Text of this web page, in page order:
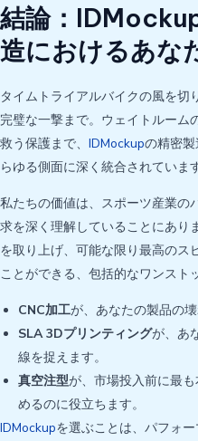
結論：
造におけるあな
タイムトライアルバイクの風を
完璧な一撃まで。ウェイトルーム
救う保護まで、 IDMockupの精密
らゆる側面に深く統合されています
私たちの価値は、スポーツ産業の
求を深く理解していることにあり
を取り上げ、可能な限り最高のス
ことができる、包括的なワンスト
CNC加工が、あなたの製品の
SLA 3Dプリンティングが、あ
線を捉えます。
真空注型が、市場投入前に最
めるのに役立ちます。
IDMockupを選ぶことは、パフォ